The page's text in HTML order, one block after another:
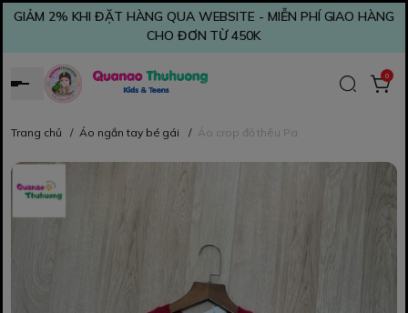
GIẢM 2% KHI ĐẶT HÀNG QUA WEBSITE - MIỄN PHÍ GIAO HÀNG
CHO ĐƠN TỪ 450K
0
Trang chủ / Áo ngắn tay bé gái / Áo crop đỏ thêu Pa